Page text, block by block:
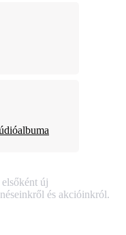
új
és akcióinkról.